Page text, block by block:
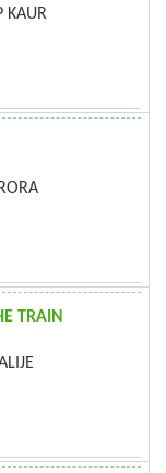
KAUR
TRAIN